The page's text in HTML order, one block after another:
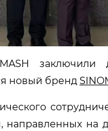
заключили
новый бренд
направленных на